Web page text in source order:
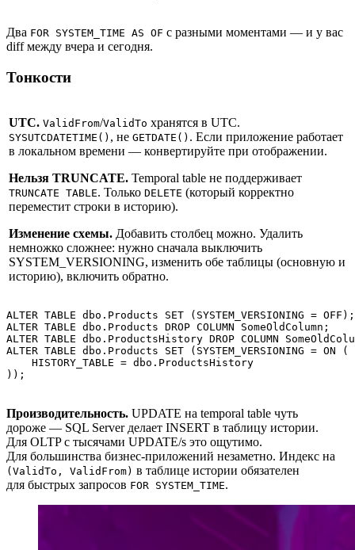
Два FOR SYSTEM_TIME AS OF с разными моментами — и у вас
diff между вчера и сегодня.
Тонкости
UTC. ValidFrom/ValidTo хранятся в UTC.
SYSUTCDATETIME() , не GETDATE() . Если приложение работает
в локальном времени — конвертируйте при отображении.
Нельзя TRUNCATE. Temporal table не поддерживает
TRUNCATE TABLE. Только DELETE (который корректно
переместит строки в историю).
Изменение схемы. Добавить столбец можно. Удалить
немножко сложнее: нужно сначала выключить
SYSTEM_VERSIONING, изменить обе таблицы (основную и
историю), включить обратно.
ALTER TABLE dbo.Products SET (SYSTEM_VERSIONING = OFF);
ALTER TABLE dbo.Products DROP COLUMN SomeOldColumn;
ALTER TABLE dbo.ProductsHistory DROP COLUMN
ALTER TABLE dbo.Products SET (SYSTEM_VERSIONING = ON (
    HISTORY_TABLE = dbo.ProductsHistory
));
Производительность. UPDATE на temporal table чуть
дороже — SQL Server делает INSERT в таблицу истории.
Для OLTP с тысячами UPDATE/s это ощутимо.
Для большинства бизнес‑приложений незаметно. Индекс на
(ValidTo, ValidFrom) в таблице истории обязателен
для быстрых запросов FOR SYSTEM_TIME.